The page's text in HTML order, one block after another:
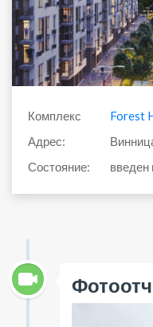
Комплекс
Forest
Адрес:
Состояние:
введен